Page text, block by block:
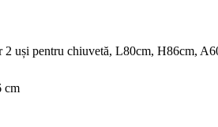
2 uși pentru chiuvetă, L80cm, H86cm,
cm